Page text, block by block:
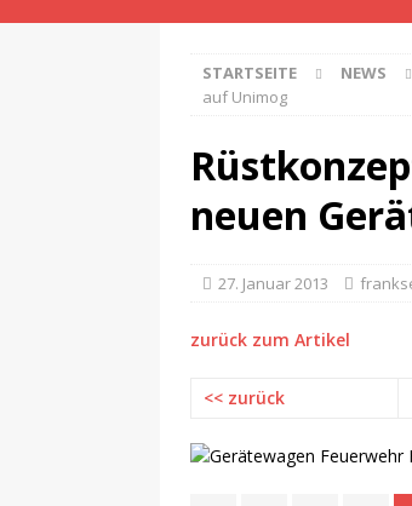
STARTSEITE NEWS
auf Unimog
neuen
27. Januar 2013
zurück zum Artikel
<< zurück